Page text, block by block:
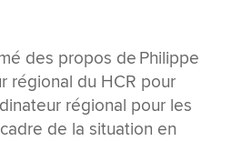
des propos de Philippe
régional du HCR pour
régional pour les
de la situation en